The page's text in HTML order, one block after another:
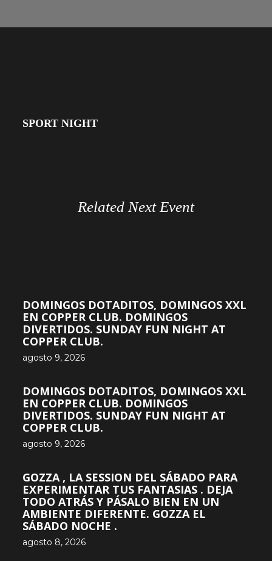
SPORT NIGHT
Related Next Event
DOMINGOS DOTADITOS, DOMINGOS XXL
EN COPPER CLUB. DOMINGOS
DIVERTIDOS. SUNDAY FUN NIGHT AT
COPPER CLUB.
agosto 9, 2026
DOMINGOS DOTADITOS, DOMINGOS XXL
EN COPPER CLUB. DOMINGOS
DIVERTIDOS. SUNDAY FUN NIGHT AT
COPPER CLUB.
agosto 9, 2026
GOZZA , LA SESSION DEL SÁBADO PARA
EXPERIMENTAR TUS FANTASIAS . DEJA
TODO ATRÁS Y PÁSALO BIEN EN UN
AMBIENTE DIFERENTE. GOZZA EL
SÁBADO NOCHE .
agosto 8, 2026